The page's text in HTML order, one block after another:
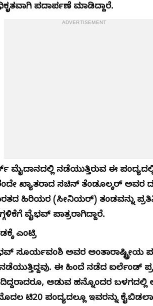
ಪದಾರ್ಪಣೆ ಮಾಡಿದ್ದಾರೆ.
ADVERTISEMENT
ಮೈದಾನದಲ್ಲಿ ನಡೆಯುತ್ತಿರುವ ಈ
ಖ್ಯಾತರಾದ ಸಚಿನ್ ತೆಂಡೂಲ್ಕರ್
ಹಿರಿಯರ (ಸೀನಿಯರ್) ತಂಡವನ್ನು
ವೈಭವ್ ಪಾತ್ರರಾಗಿದ್ದಾರೆ.
ಎಂಟ್ರಿ
ಸೂರ್ಯವಂಶಿ ಅವರ ಅಂತಾರಾಷ್ಟ್ರೀಯ
ಈ ಹಿಂದೆ ನಡೆದ ಐರ್ಲೆಂಡ್
ಆಡುವ ಹನ್ನೊಂದರ ಬಳಗದಲ್ಲಿ
ಟಿ20 ಪಂದ್ಯದಲ್ಲೂ ಇವರನ್ನು